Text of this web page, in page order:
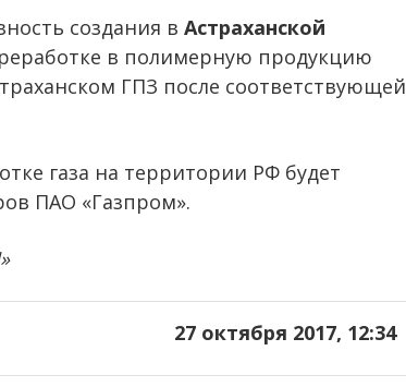
создания в Астраханской
в полимерную продукцию
ГПЗ после соответствующей
газа на территории РФ будет
ПАО «Газпром».
27 октября 2017, 12:34